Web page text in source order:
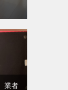
業者